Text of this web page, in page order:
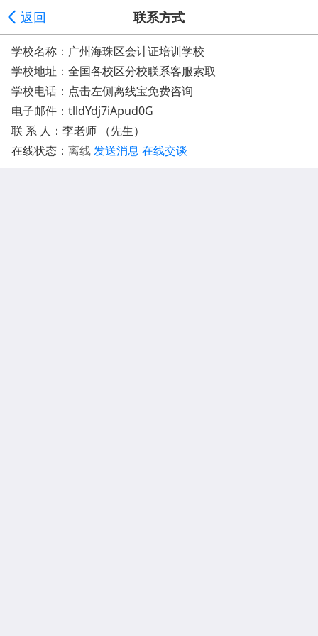
返回 联系方式
学校名称：广州海珠区会计证培训学校
学校地址： 全国各校区分校联系客服索取
学校电话：点击左侧离线宝免费咨询
电子邮件： tlldYdj7iApud0G
联 系 人：李老师 （先生）
在线状态： 离线发送消息 在线交谈